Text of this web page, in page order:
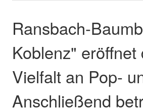
Ransbach-
Koblenz"
Vielfalt an Pop-
Anschließend